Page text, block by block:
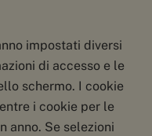
impostati diversi
di accesso e le
schermo. I cookie
i cookie per le
anno. Se selezioni